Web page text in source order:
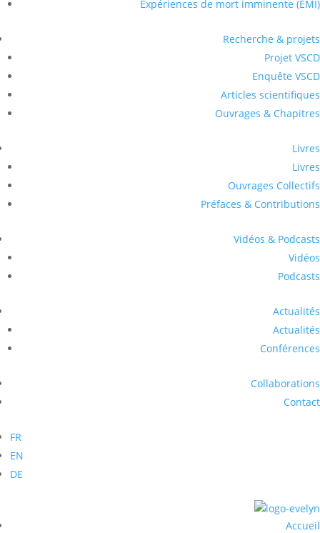
Expériences de mort imminente (EMI)
Recherche & projets
Projet VSCD
Enquête VSCD
Articles scientifiques
Ouvrages & Chapitres
Livres
Livres
Ouvrages Collectifs
Préfaces & Contributions
Vidéos & Podcasts
Vidéos
Podcasts
Actualités
Actualités
Conférences
Collaborations
Contact
FR
EN
DE
Accueil